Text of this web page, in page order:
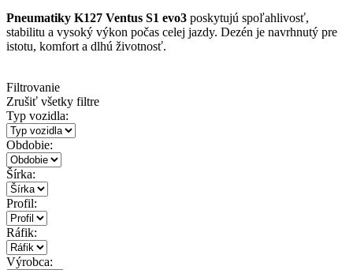
Pneumatiky K127 Ventus S1 evo3 poskytujú spoľahlivosť,
stabilitu a vysoký výkon počas celej jazdy. Dezén je navrhnutý pre
istotu, komfort a dlhú životnosť.
Filtrovanie
Zrušiť všetky filtre
Typ vozidla:
Obdobie:
Šírka:
Profil:
Ráfik:
Výrobca: